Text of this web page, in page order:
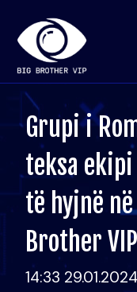
Grupi i
teksa
të hyjnë
Brother
14:33 29.01.2024